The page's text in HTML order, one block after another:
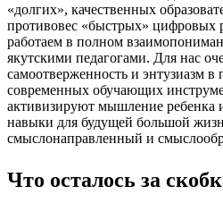
«долгих», качественных
противовес «быстрых» цифровых
работаем в полном
якутскими педагогами. Для нас
самоотверженность и энтузиазм в
современных обучающих
активизируют мышление ребенка
навыки для будущей большой
смыслонаправленный и
Что осталось за